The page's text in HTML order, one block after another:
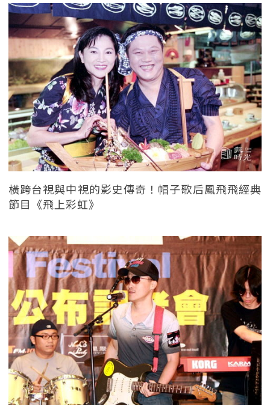
橫跨台視與中視的影史傳奇！帽子歌后鳳飛飛經典
節目《飛上彩虹》